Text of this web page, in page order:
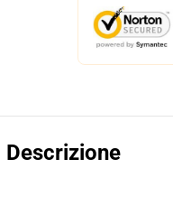
Descrizione